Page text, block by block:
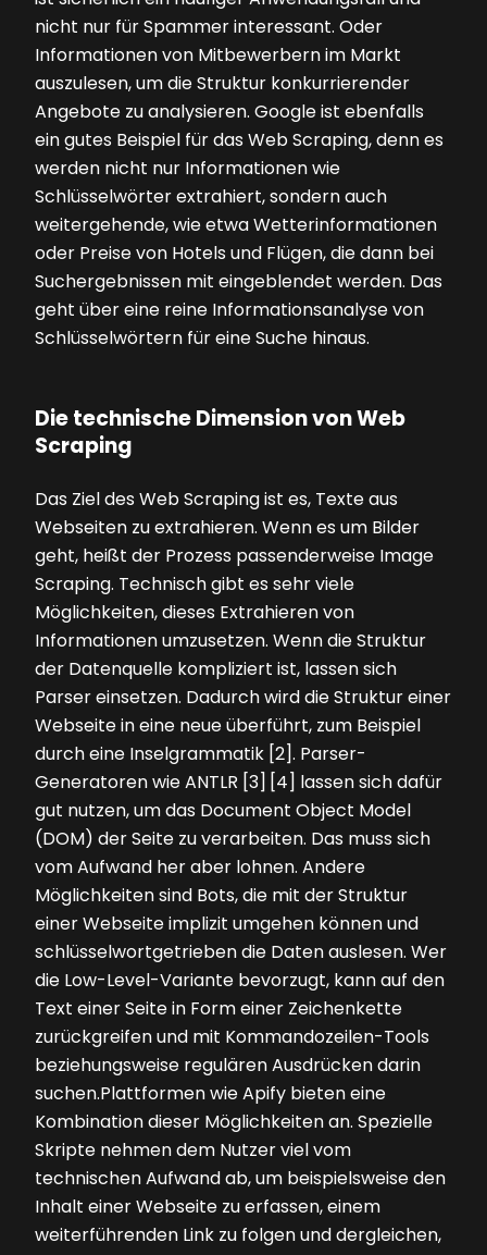
nicht nur für Spammer interessant. Oder
Informationen von Mitbewerbern im Markt
auszulesen, um die Struktur konkurrierender
Angebote zu analysieren. Google ist ebenfalls
ein gutes Beispiel für das Web Scraping, denn es
werden nicht nur Informationen wie
Schlüsselwörter extrahiert, sondern auch
weitergehende, wie etwa Wetterinformationen
oder Preise von Hotels und Flügen, die dann bei
Suchergebnissen mit eingeblendet werden. Das
geht über eine reine Informationsanalyse von
Schlüsselwörtern für eine Suche hinaus.
Die technische Dimension von Web
Scraping
Das Ziel des Web Scraping ist es, Texte aus
Webseiten zu extrahieren. Wenn es um Bilder
geht, heißt der Prozess passenderweise Image
Scraping. Technisch gibt es sehr viele
Möglichkeiten, dieses Extrahieren von
Informationen umzusetzen. Wenn die Struktur
der Datenquelle kompliziert ist, lassen sich
Parser einsetzen. Dadurch wird die Struktur einer
Webseite in eine neue überführt, zum Beispiel
durch eine Inselgrammatik [2]. Parser-
Generatoren wie ANTLR [3] [4] lassen sich dafür
gut nutzen, um das Document Object Model
(DOM) der Seite zu verarbeiten. Das muss sich
vom Aufwand her aber lohnen. Andere
Möglichkeiten sind Bots, die mit der Struktur
einer Webseite implizit umgehen können und
schlüsselwortgetrieben die Daten auslesen. Wer
die Low-Level-Variante bevorzugt, kann auf den
Text einer Seite in Form einer Zeichenkette
zurückgreifen und mit Kommandozeilen-Tools
beziehungsweise regulären Ausdrücken darin
suchen.Plattformen wie Apify bieten eine
Kombination dieser Möglichkeiten an. Spezielle
Skripte nehmen dem Nutzer viel vom
technischen Aufwand ab, um beispielsweise den
Inhalt einer Webseite zu erfassen, einem
weiterführenden Link zu folgen und dergleichen,